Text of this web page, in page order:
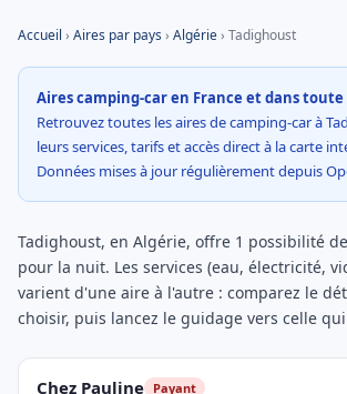
Accueil › Aires par pays› Algérie› Tadighoust
Aires camping-car en France et dans toute
Retrouvez toutes les aires de camping-car à
leurs services, tarifs et accès direct à la carte
Données mises à jour régulièrement depuis
Tadighoust, en Algérie, offre 1 possibilité
pour la nuit. Les services (eau, électricité,
varient d'une aire à l'autre : comparez le
choisir, puis lancez le guidage vers celle
Chez Pauline Payant